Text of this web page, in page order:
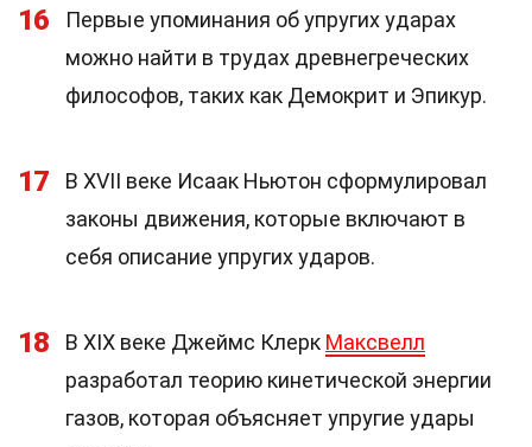
16
Первые упоминания об упругих ударах
можно найти в трудах древнегреческих
философов, таких как Демокрит и Эпикур.
17
В XVII веке Исаак Ньютон сформулировал
законы движения, которые включают в
себя описание упругих ударов.
18 В XIX веке Джеймс Клерк Максвелл
разработал теорию кинетической энергии
газов, которая объясняет упругие удары